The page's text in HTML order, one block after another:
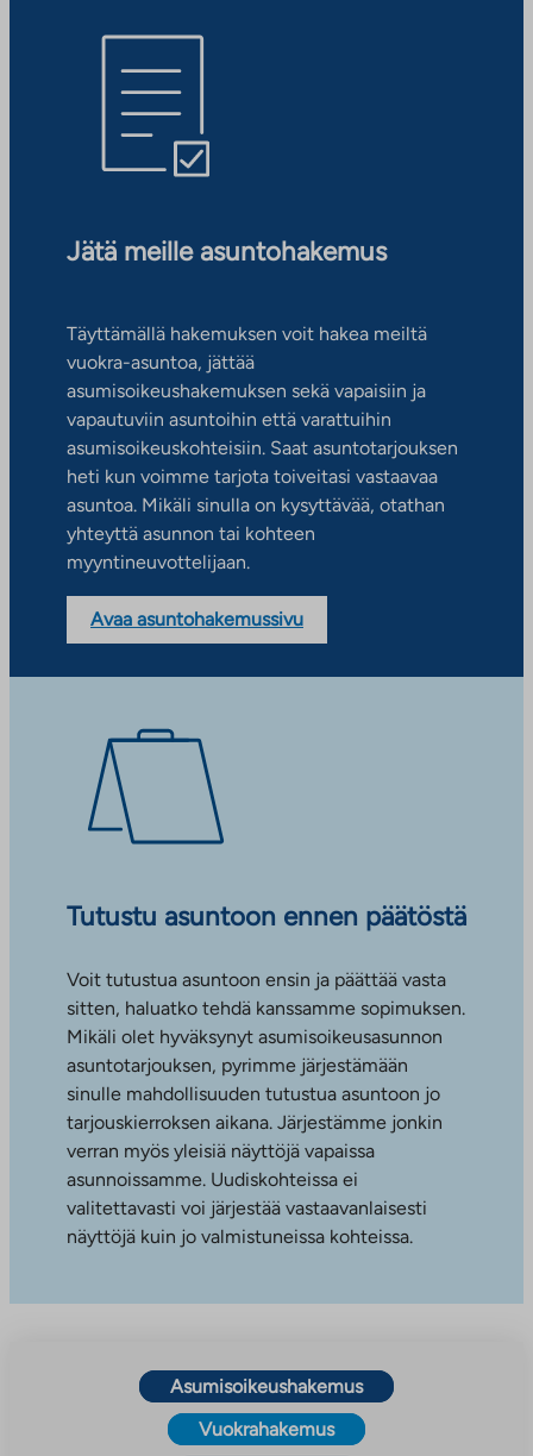
Jätä meille asuntohakemus
Täyttämällä hakemuksen voit hakea meiltä
vuokra-asuntoa, jättää
asumisoikeushakemuksen sekä vapaisiin ja
vapautuviin asuntoihin että varattuihin
asumisoikeuskohteisiin. Saat asuntotarjouksen
heti kun voimme tarjota toiveitasi vastaavaa
asuntoa. Mikäli sinulla on kysyttävää, otathan
yhteyttä asunnon tai kohteen
myyntineuvottelijaan.
Avaa asuntohakemussivu
Tutustu asuntoon ennen päätöstä
Voit tutustua asuntoon ensin ja päättää vasta
sitten, haluatko tehdä kanssamme sopimuksen.
Mikäli olet hyväksynyt asumisoikeusasunnon
asuntotarjouksen, pyrimme järjestämään
sinulle mahdollisuuden tutustua asuntoon jo
tarjouskierroksen aikana. Järjestämme jonkin
verran myös yleisiä näyttöjä vapaissa
asunnoissamme. Uudiskohteissa ei
valitettavasti voi järjestää vastaavanlaisesti
näyttöjä kuin jo valmistuneissa kohteissa.
Asumisoikeushakemus
Vuokrahakemus